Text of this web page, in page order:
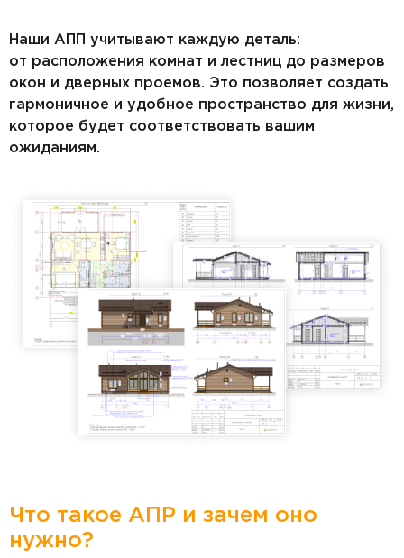
Наши АПП учитывают каждую деталь:
от расположения комнат и лестниц до размеров
окон и дверных проемов. Это позволяет создать
гармоничное и удобное пространство для жизни,
которое будет соответствовать вашим
ожиданиям.
Что такое АПР и зачем оно
нужно?